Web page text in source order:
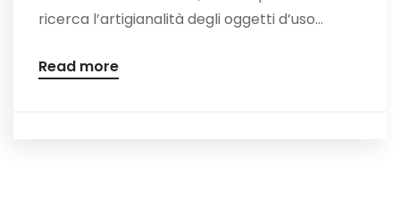
ricerca l’artigianalità degli oggetti d’uso...
Read more